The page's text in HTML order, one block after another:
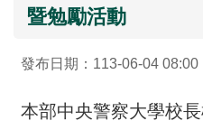
本
暨勉勵活動
發布日期：113-06-04 08:00
本部中央警察大學校